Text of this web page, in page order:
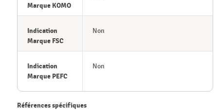
Marque KOMO
Indication
Marque FSC
Non
Indication
Marque PEFC
Non
Références spécifiques